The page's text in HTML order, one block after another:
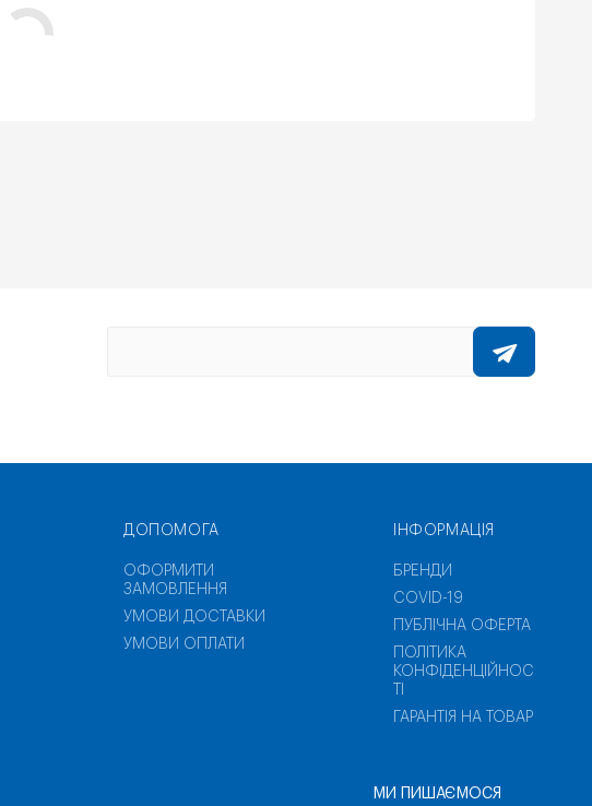
ДОПОМОГА
ОФОРМИТИ
ЗАМОВЛЕННЯ
УМОВИ ДОСТАВКИ
УМОВИ ОПЛАТИ
ІНФОРМАЦІЯ
БРЕНДИ
COVID-19
ПУБЛІЧНА ОФЕРТА
ПОЛІТИКА
КОНФІДЕНЦІЙНОС
ГАРАНТІЯ НА ТОВАР
МИ ПИШАЄМОСЯ